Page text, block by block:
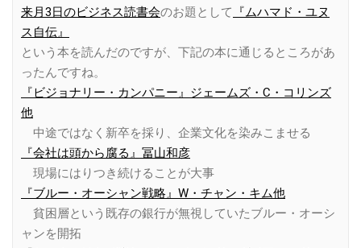
来月3日のビジネス読書会のお題として
『ムハマド・ユヌ
ス自伝』
という本を読んだのですが、下記の本に通じるところがあ
ったんですね。
『ビジョナリー・カンパニー』ジェームズ・C・コリンズ
他
中途ではなく新卒を採り、企業文化を染みこませる
『会社は頭から腐る』冨山和彦
現場にはりつき続けることが大事
『ブルー・オーシャン戦略』W・チャン・キム他
貧困層という既存の銀行が無視していたブルー・オーシ
ャンを開拓